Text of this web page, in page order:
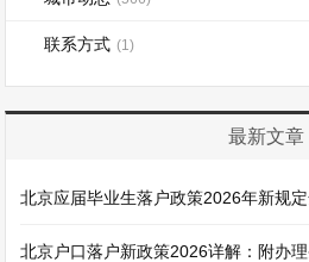
联系方式 (1)
最新文章
北京应届毕业生落户政策2026年新规
北京户口落户新政策2026详解：附办